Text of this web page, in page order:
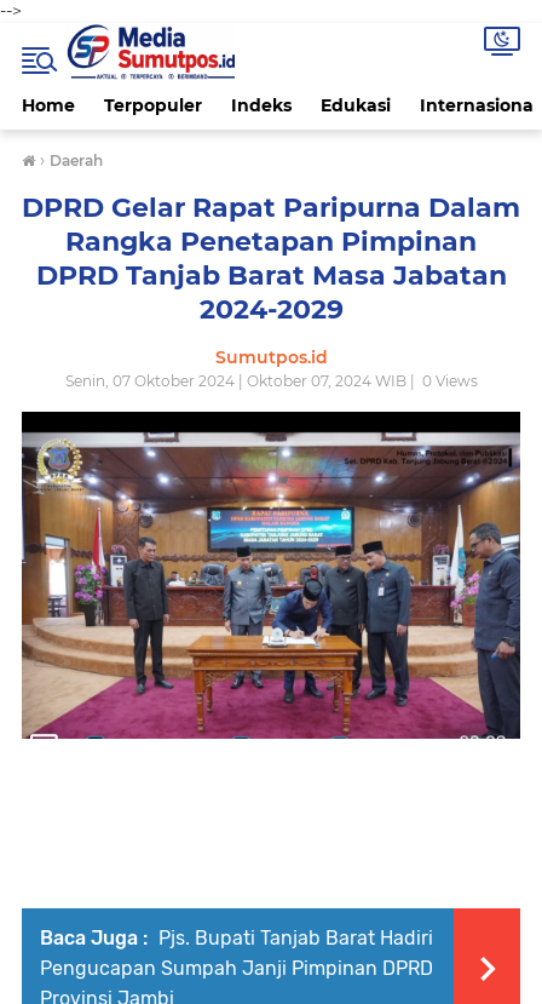
-->
Home Terpopuler Indeks Edukasi Internasional
› Daerah
DPRD Gelar Rapat Paripurna Dalam
Rangka Penetapan Pimpinan
DPRD Tanjab Barat Masa Jabatan
2024-2029
Sumutpos.id
Senin, 07 Oktober 2024 | Oktober 07, 2024 WIB | 0Views
Baca Juga : Pjs. Bupati Tanjab Barat Hadiri
Pengucapan Sumpah Janji Pimpinan DPRD
Provinsi Jambi